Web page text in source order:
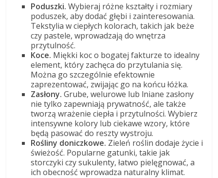
Poduszki. Wybieraj różne kształty i rozmiary
poduszek, aby dodać głębi i zainteresowania.
Tekstylia w ciepłych kolorach, takich jak beże
czy pastele, wprowadzają do wnętrza
przytulność.
Koce. Miękki koc o bogatej fakturze to idealny
element, który zachęca do przytulania się.
Można go szczególnie efektownie
zaprezentować, zwijając go na końcu łóżka.
Zasłony. Grube, welurowe lub lniane zasłony
nie tylko zapewniają prywatność, ale także
tworzą wrażenie ciepła i przytulności. Wybierz
intensywne kolory lub ciekawe wzory, które
będą pasować do reszty wystroju.
Rośliny doniczkowe. Zieleń roślin dodaje życie i
świeżość. Popularne gatunki, takie jak
storczyki czy sukulenty, łatwo pielęgnować, a
ich obecność wprowadza naturalny klimat.